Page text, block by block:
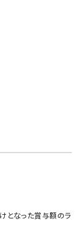
となった賞与額のラ